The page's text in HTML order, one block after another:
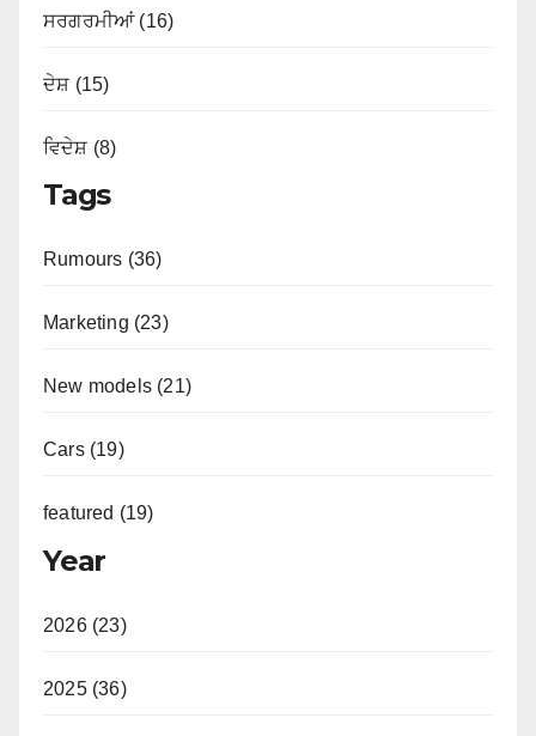
ਸਰਗਰਮੀਆਂ (16)
ਦੇਸ਼ (15)
ਵਿਦੇਸ਼ (8)
Tags
Rumours (36)
Marketing (23)
New models (21)
Cars (19)
featured (19)
Year
2026 (23)
2025 (36)